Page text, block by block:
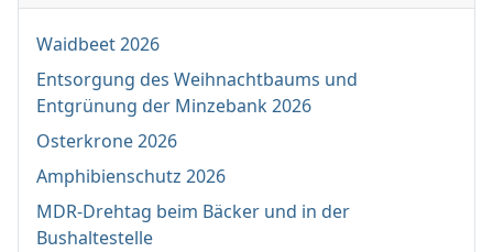
Waidbeet 2026
Entsorgung des Weihnachtbaums und
Entgrünung der Minzebank 2026
Osterkrone 2026
Amphibienschutz 2026
MDR-Drehtag beim Bäcker und in der
Bushaltestelle